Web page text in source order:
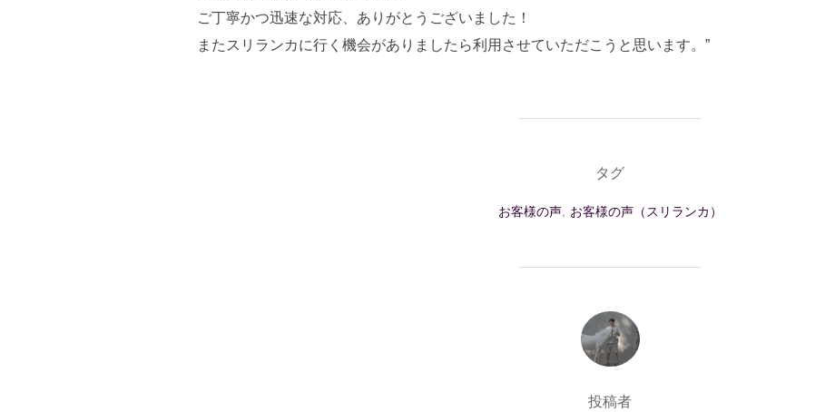
ご丁寧かつ迅速な対応、ありがとうございました！
またスリランカに行く機会がありましたら利用させていただこうと思います。”
タグ
お客様の声, お客様の声（スリランカ）
投稿者
投稿者